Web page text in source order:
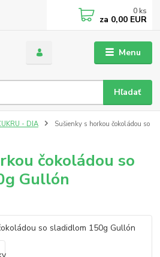
Menu
Hľadať
0 ks
za 0,00 EUR
- DIA
Sušienky s horkou čokoládou so
čokoládou so
Gullón